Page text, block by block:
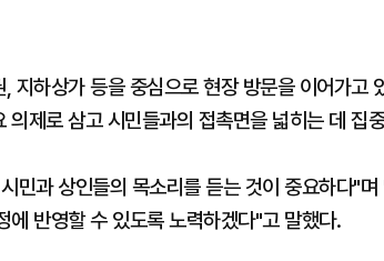
지하상가 등을 중심으로 현장 방문을 이어가고
제로 삼고 시민들과의 접촉면을 넓히는 데 집
민과 상인들의 목소리를 듣는 것이 중요하다"며
에 반영할 수 있도록 노력하겠다"고 말했다.